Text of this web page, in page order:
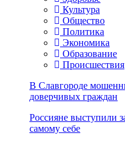
Культура
Общество
Политика
Экономика
Образование
Происшествия
В Славгороде
доверчивых граждан
Россияне выступили
самому себе